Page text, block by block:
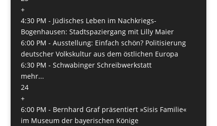
+
4:30 PM - Jüdisches Leben im Nachkriegs-
Bogenhausen: Stadtspaziergang mit Lilly Maier
6:00 PM - Ausstellung: Einfach schön? Politisierung
deutscher Volkskultur aus dem östlichen Europa
6:30 PM - Schwabinger Schreibwerkstatt
mehr...
24
+
6:00 PM - Bernhard Graf präsentiert »Sisis Familie«
im Museum der bayerischen Könige